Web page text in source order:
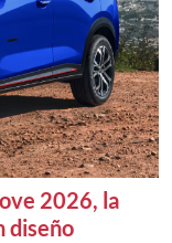
2026, la
diseño